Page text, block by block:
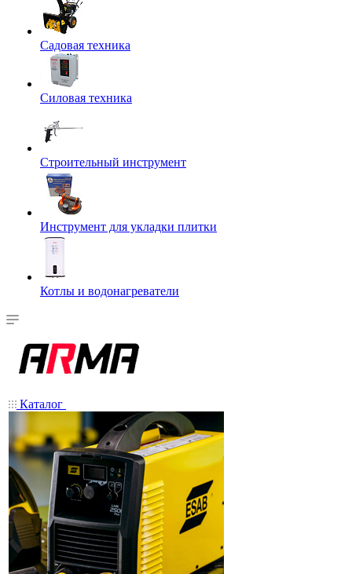
Садовая техника
Силовая техника
Строительный инструмент
Инструмент для укладки плитки
Котлы и водонагреватели
Каталог